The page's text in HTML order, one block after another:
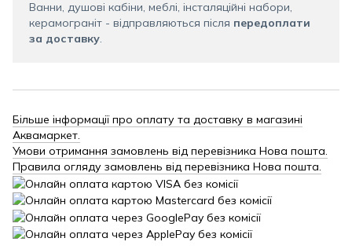
Ванни, душові кабіни, меблі, інсталяційні набори,
керамограніт - відправляються після передоплати
за доставку.
Більше інформації про оплату та доставку в магазині
Аквамаркет.
Умови отримання замовлень від перевізника Нова пошта.
Правила огляду замовлень від перевізника Нова пошта.